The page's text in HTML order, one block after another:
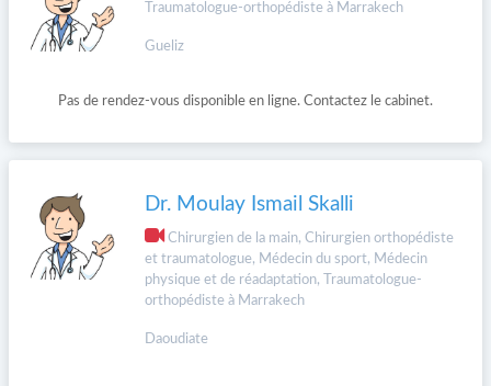
Traumatologue-orthopédiste à Marrakech
Gueliz
Pas de rendez-vous disponible en ligne. Contactez le cabinet.
Dr. Moulay Ismail Skalli
Chirurgien de la main, Chirurgien orthopédiste
et traumatologue, Médecin du sport, Médecin
physique et de réadaptation, Traumatologue-
orthopédiste à Marrakech
Daoudiate